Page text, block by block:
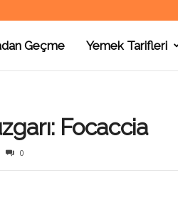
Geçme Yemek Tarifleri
Focaccia
0